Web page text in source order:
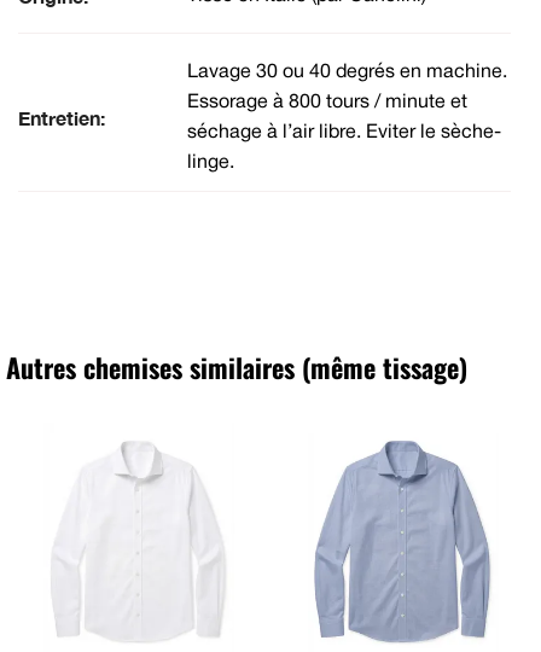
Entretien:
Lavage 30 ou 40 degrés en machine.
Essorage à 800 tours / minute et
séchage à l’air libre. Eviter le sèche-
linge.
Autres chemises similaires (même tissage)